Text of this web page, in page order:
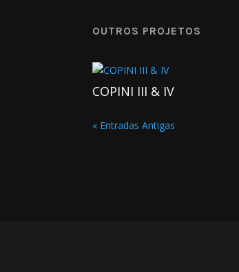
OUTROS PROJETOS
COPINI III & IV
« Entradas Antigas